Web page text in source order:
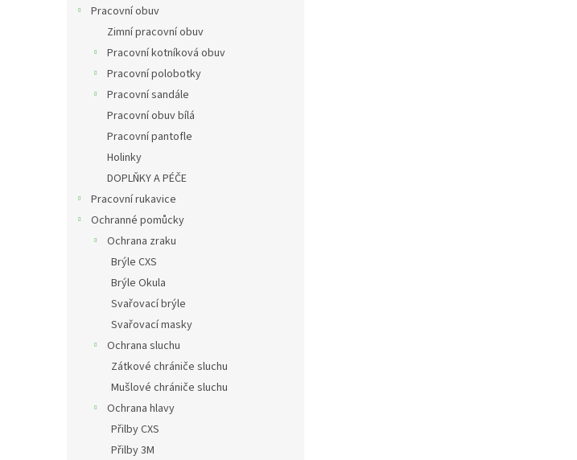
Pracovní obuv
Zimní pracovní obuv
Pracovní kotníková obuv
Pracovní polobotky
Pracovní sandále
Pracovní obuv bílá
Pracovní pantofle
Holinky
DOPLŇKY A PÉČE
Pracovní rukavice
Ochranné pomůcky
Ochrana zraku
Brýle CXS
Brýle Okula
Svařovací brýle
Svařovací masky
Ochrana sluchu
Zátkové chrániče sluchu
Mušlové chrániče sluchu
Ochrana hlavy
Přilby CXS
Přilby 3M